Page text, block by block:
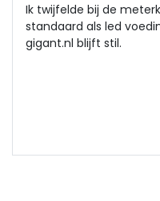
Ik twijfelde bij de
standaard als led
gigant.nl blijft stil.